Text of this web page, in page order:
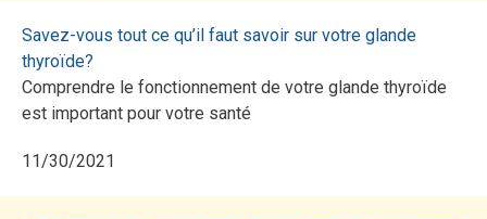
Savez-vous tout ce qu’il faut savoir sur votre glande
thyroïde?
Comprendre le fonctionnement de votre glande thyroïde
est important pour votre santé
11/30/2021